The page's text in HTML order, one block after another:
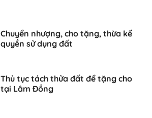
Chuyển nhượng, cho tặng, thừa kế
quyền sử dụng đất
Thủ tục tách thửa đất để tặng cho
tại Lâm Đồng